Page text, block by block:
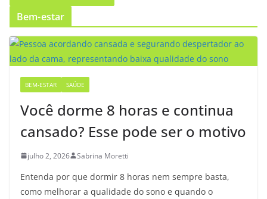
Bem-estar
BEM-ESTAR SAÚDE
Você dorme 8 horas e continua
cansado? Esse pode ser o motivo
julho 2, 2026 Sabrina Moretti
Entenda por que dormir 8 horas nem sempre basta,
como melhorar a qualidade do sono e quando o